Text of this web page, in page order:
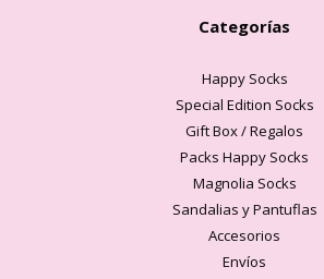
Categorías
Happy Socks
Special Edition Socks
Gift Box / Regalos
Packs Happy Socks
Magnolia Socks
Sandalias y Pantuflas
Accesorios
Envíos